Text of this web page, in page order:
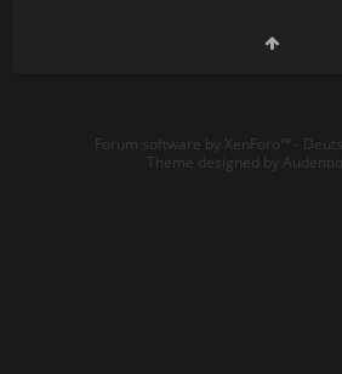
Forum software by XenForo™ -
Theme designed by